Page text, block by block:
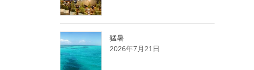
猛暑
2026年7月21日